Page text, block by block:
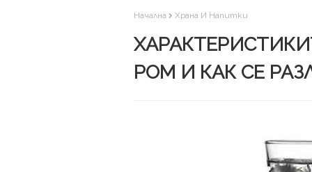
Начална Храна И Напитки
РОМ И КАК СЕ